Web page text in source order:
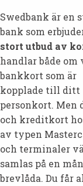
Swedbank är en
bank som
stort utbud av
handlar både om
bankkort som är
kopplade till ditt
personkort. Men
och kreditkort
av typen
och terminaler
samlas på en
brevlåda. Du får